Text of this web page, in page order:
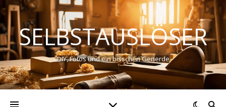
SELBSTAUSLÖSER
DIY, Fotos und ein bisschen Generde